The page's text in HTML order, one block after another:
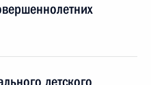
детского